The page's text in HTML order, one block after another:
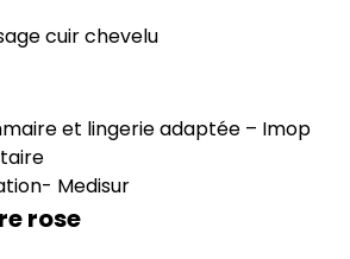
cuir chevelu
et lingerie adaptée – Imop
Medisur
rose